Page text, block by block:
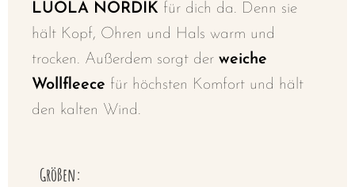
LUOLA NORDIK für dich da. Denn sie
hält Kopf, Ohren und Hals warm und
trocken. Außerdem sorgt der weiche
Wollfleece für höchsten Komfort und hält
den kalten Wind.
Größen: